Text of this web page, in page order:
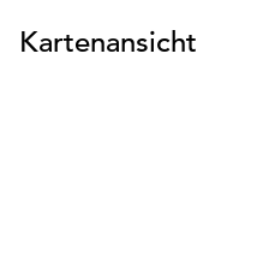
Kartenansicht